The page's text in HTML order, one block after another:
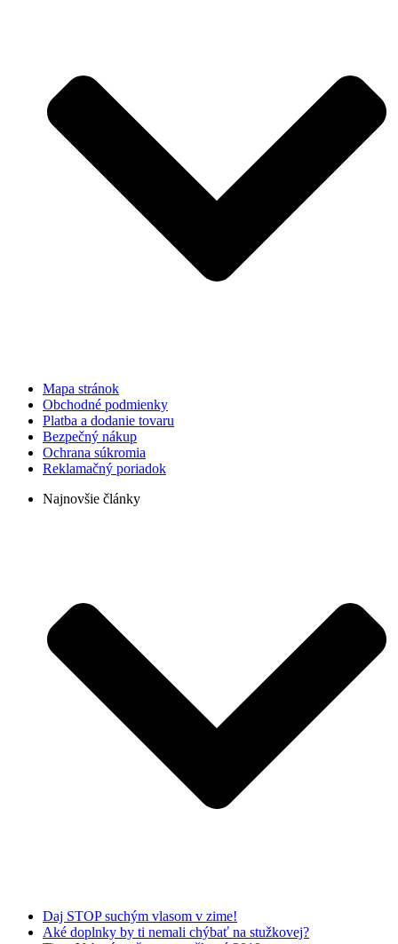
Mapa stránok
Obchodné podmienky
Platba a dodanie tovaru
Bezpečný nákup
Ochrana súkromia
Reklamačný poriadok
Najnovšie články
Daj STOP suchým vlasom v zime!
Aké doplnky by ti nemali chýbať na stužkovej?